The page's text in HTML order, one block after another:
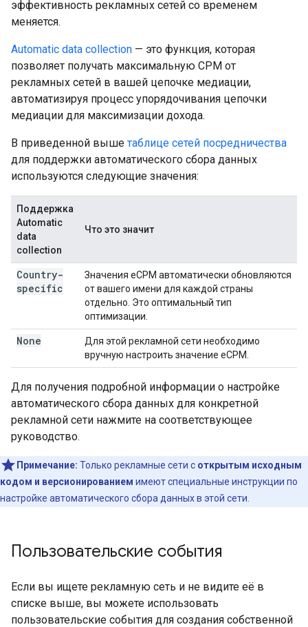
эффективность рекламных сетей со временем
меняется.
Automatic data collection — это функция, которая
позволяет получать максимальную CPM от
рекламных сетей в вашей цепочке медиации,
автоматизируя процесс упорядочивания цепочки
медиации для максимизации дохода.
В приведенной выше таблице сетей посредничества
для поддержки автоматического сбора данных
используются следующие значения:
Поддержка
Automatic
data
collection
Что это значит
Country-
specific
Значения eCPM автоматически обновляются
от вашего имени для каждой страны
отдельно. Это оптимальный тип
оптимизации.
None
Для этой рекламной сети необходимо
вручную настроить значение eCPM.
Для получения подробной информации о настройке
автоматического сбора данных для конкретной
рекламной сети нажмите на соответствующее
руководство.
Примечание: Только рекламные сети с открытым исходным
кодом и версионированием имеют специальные инструкции по
настройке автоматического сбора данных в этой сети.
Пользовательские события
Если вы ищете рекламную сеть и не видите её в
списке выше, вы можете использовать
пользовательские события для создания собственной